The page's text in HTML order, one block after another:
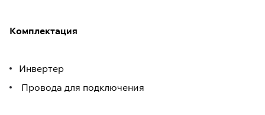
Комплектация
Инвертер
Провода для подключения